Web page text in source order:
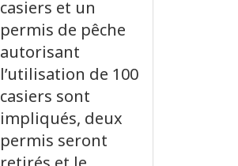
casiers et un
permis de pêche
autorisant
l’utilisation de 100
casiers sont
impliqués, deux
permis seront